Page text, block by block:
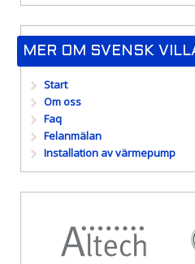
MER OM SVENSK
Start
Om oss
Faq
Felanmälan
Installation av värmepump